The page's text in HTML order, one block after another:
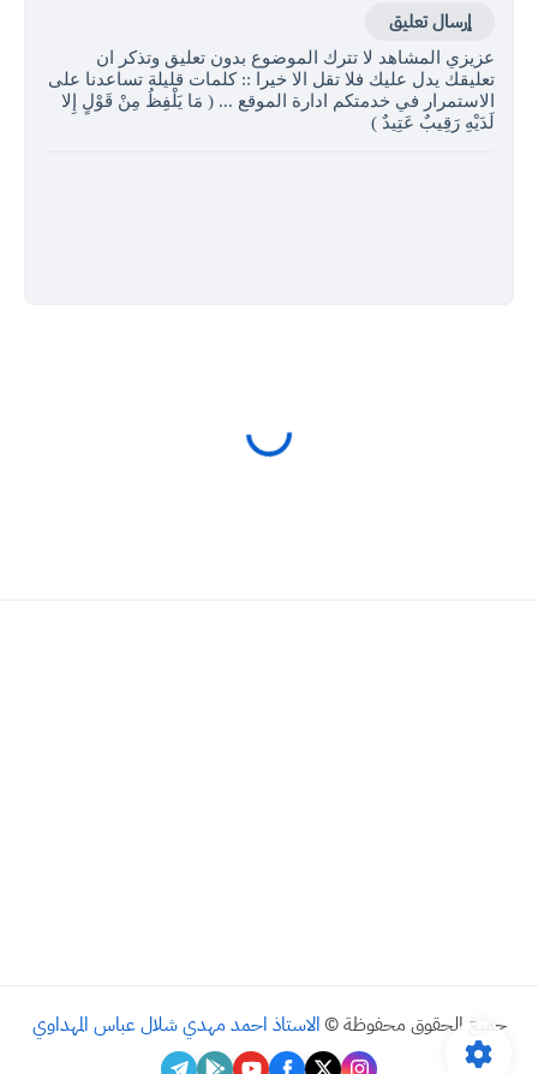
إرسال تعليق
عزيزي المشاهد لا تترك الموضوع بدون تعليق وتذكر ان
تعليقك يدل عليك فلا تقل الا خيرا :: كلمات قليلة تساعدنا على
الاستمرار في خدمتكم ادارة الموقع ... ( مَا يَلْفِظُ مِنْ قَوْلٍ إِلا
لَدَيْهِ رَقِيبٌ عَتِيدٌ )
جميع الحقوق محفوظة © الاستاذ احمد مهدي شلال عباس المهداوي